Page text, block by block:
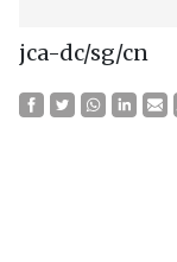
jca-dc/sg/cn